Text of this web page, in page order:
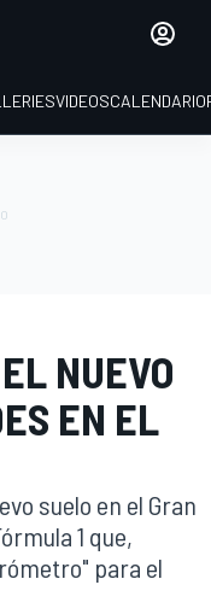
VIDEOSCALENDARIO
NUEVO
EN EL
suelo en el Gran
1 que,
para el